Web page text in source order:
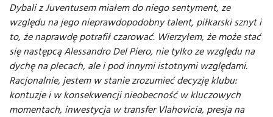
Dybali z Juventusem miałem do niego sentyment, ze
względu na jego nieprawdopodobny talent, piłkarski sznyt i
to, że naprawdę potrafił czarować. Wierzyłem, że może stać
się następcą Alessandro Del Piero, nie tylko ze względu na
dychę na plecach, ale i pod innymi istotnymi względami.
Racjonalnie, jestem w stanie zrozumieć decyzję klubu:
kontuzje i w konsekwencji nieobecność w kluczowych
momentach, inwestycja w transfer Vlahovicia, presja na